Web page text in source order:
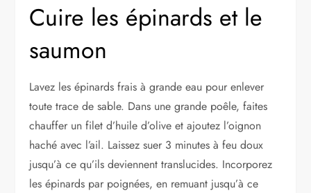
Cuire les épinards et le
saumon
Lavez les épinards frais à grande eau pour enlever
toute trace de sable. Dans une grande poêle, faites
chauffer un filet d’huile d’olive et ajoutez l’oignon
haché avec l’ail. Laissez suer 3 minutes à feu doux
jusqu’à ce qu’ils deviennent translucides. Incorporez
les épinards par poignées, en remuant jusqu’à ce